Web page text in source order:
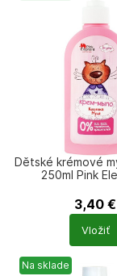
Dětské krémové
250ml Pink
3,40 €
Počet
produktů
Vložiť
Na sklade